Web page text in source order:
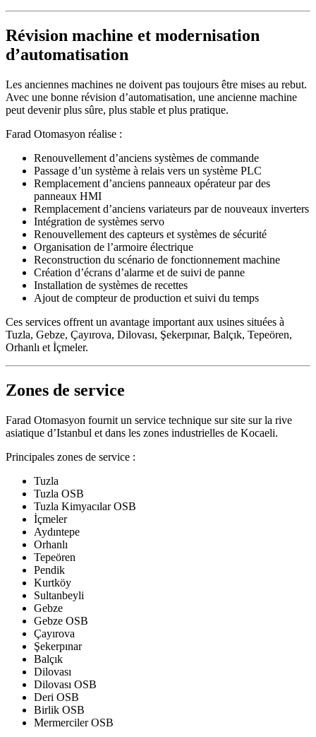
Révision machine et modernisation
d’automatisation
Les anciennes machines ne doivent pas toujours être mises au rebut.
Avec une bonne révision d’automatisation, une ancienne machine
peut devenir plus sûre, plus stable et plus pratique.
Farad Otomasyon réalise :
Renouvellement d’anciens systèmes de commande
Passage d’un système à relais vers un système PLC
Remplacement d’anciens panneaux opérateur par des
panneaux HMI
Remplacement d’anciens variateurs par de nouveaux inverters
Intégration de systèmes servo
Renouvellement des capteurs et systèmes de sécurité
Organisation de l’armoire électrique
Reconstruction du scénario de fonctionnement machine
Création d’écrans d’alarme et de suivi de panne
Installation de systèmes de recettes
Ajout de compteur de production et suivi du temps
Ces services offrent un avantage important aux usines situées à
Tuzla, Gebze, Çayırova, Dilovası, Şekerpınar, Balçık, Tepeören,
Orhanlı et İçmeler.
Zones de service
Farad Otomasyon fournit un service technique sur site sur la rive
asiatique d’Istanbul et dans les zones industrielles de Kocaeli.
Principales zones de service :
Tuzla
Tuzla OSB
Tuzla Kimyacılar OSB
İçmeler
Aydıntepe
Orhanlı
Tepeören
Pendik
Kurtköy
Sultanbeyli
Gebze
Gebze OSB
Çayırova
Şekerpınar
Balçık
Dilovası
Dilovası OSB
Deri OSB
Birlik OSB
Mermerciler OSB